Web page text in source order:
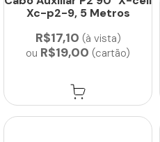
Xc-p2-9, 5 Metros
R$17,10 (à vista)
ou R$19,00 (cartão)